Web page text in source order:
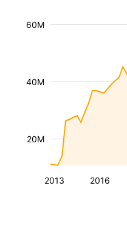
2013 2016
20M
40M
60M